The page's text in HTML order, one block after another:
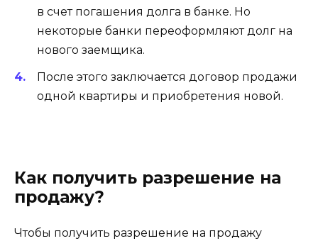
в счет погашения долга в банке. Но
некоторые банки переоформляют долг на
нового заемщика.
После этого заключается договор продажи
одной квартиры и приобретения новой.
Как получить разрешение на
продажу?
Чтобы получить разрешение на продажу